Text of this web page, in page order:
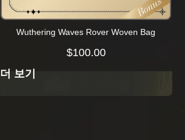
Wuthering Waves Rover Woven Bag
$100.00
더 보기